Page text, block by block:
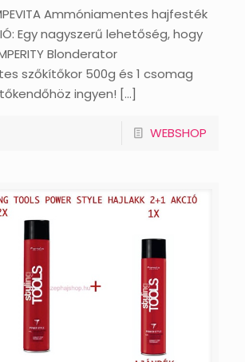
Ammóniamentes hajfesték
Egy nagyszerű lehetőség, hogy
Blonderator
szőkítőkor 500g és 1 csomag
ingyen! […]
WEBSHOP